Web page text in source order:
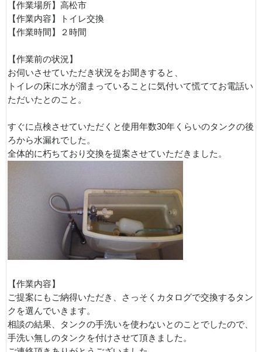
【作業場所】高松市
【作業内容】トイレ交換
【作業時間】２時間
【作業前の状況】
お伺いさせていただき状況をお聞きすると、
トイレの床に水が溜まっていることに気付いて慌ててお電話い
ただいたとのこと。
すぐに点検させていただくと使用年数30年くらいのタンクの後
ろから水漏れでした。
全体的に朽ちており交換を提案させていただきました。
【作業内容】
ご提案にもご納得いただき、さっそくカタログで交換するタン
クを選んでいきます。
相談の結果、タンクの手洗いを使わないとのことでしたので、
手洗い無しのタンクを付けさせて頂きました。